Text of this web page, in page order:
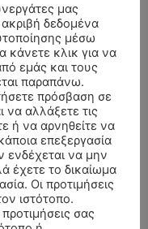
μας
δεδομένα
μέσω
κλικ για να
εμάς και τους
παραπάνω.
πρόσβαση σε
να αλλάξετε τις
ή να αρνηθείτε να
επεξεργασία
να μην
έχετε το δικαίωμα
Οι προτιμήσεις
ιστότοπο.
σας